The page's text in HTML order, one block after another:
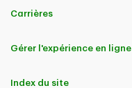
Carrières
Gérer l'expérience en ligne
Index du site